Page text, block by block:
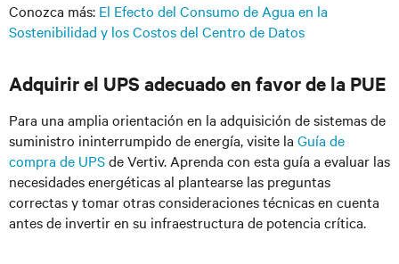
Conozca más: El Efecto del Consumo de Agua en la
Sostenibilidad y los Costos del Centro de Datos
Adquirir el UPS adecuado en favor de la PUE
Para una amplia orientación en la adquisición de sistemas de
suministro ininterrumpido de energía, visite la Guía de
compra de UPSde Vertiv. Aprenda con esta guía a evaluar las
necesidades energéticas al plantearse las preguntas
correctas y tomar otras consideraciones técnicas en cuenta
antes de invertir en su infraestructura de potencia crítica.